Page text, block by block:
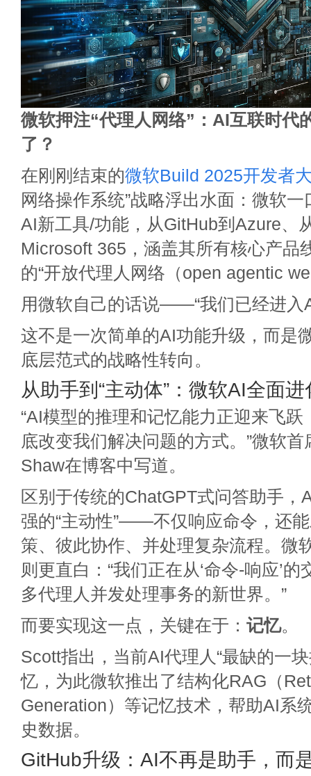
微软押注“代理人网络”：AI互联时代
了？
在刚刚结束的微软Build 2025开发者
网络操作系统”战略浮出水面：微软
AI新工具/功能，从GitHub到Azure、
Microsoft 365，涵盖其所有核心产品
的“开放代理人网络（open agentic
用微软自己的话说——“我们已经进入
这不是一次简单的AI功能升级，而是
底层范式的战略性转向。
从助手到“主动体”：微软AI全面进
“AI模型的推理和记忆能力正迎来飞
底改变我们解决问题的方式。”微软
Shaw在博客中写道。
区别于传统的ChatGPT式问答助手，
强的“主动性”——不仅响应命令，还
策、彼此协作、并处理复杂流程。微
则更直白：“我们正在从‘命令-响应’
多代理人并发处理事务的新世界。”
而要实现这一点，关键在于： 记忆。
Scott指出，当前AI代理人“最缺的一
忆，为此微软推出了结构化RAG（
Generation）等记忆技术，帮助AI系
史数据。
GitHub升级：AI不再是助手，而